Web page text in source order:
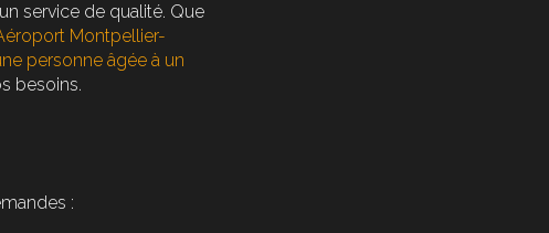
service de qualité. Que
Montpellier-
personne âgée à un
besoins.
: